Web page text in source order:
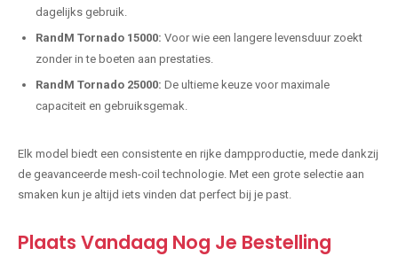
dagelijks gebruik.
RandM Tornado 15000: Voor wie een langere levensduur zoekt
zonder in te boeten aan prestaties.
RandM Tornado 25000: De ultieme keuze voor maximale
capaciteit en gebruiksgemak.
Elk model biedt een consistente en rijke dampproductie, mede dankzij
de geavanceerde mesh-coil technologie. Met een grote selectie aan
smaken kun je altijd iets vinden dat perfect bij je past.
Plaats Vandaag Nog Je Bestelling